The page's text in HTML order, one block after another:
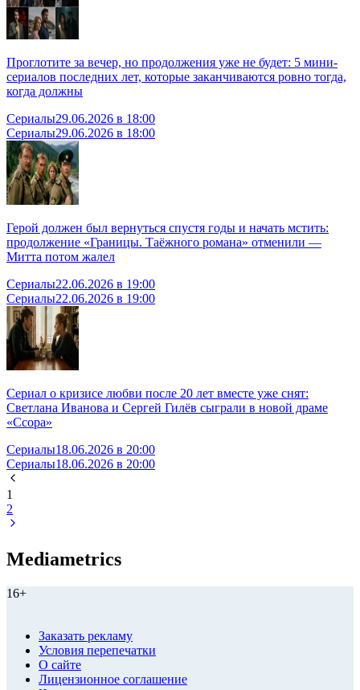
Проглотите за вечер, но продолжения уже не будет: 5 мини-
сериалов последних лет, которые заканчиваются ровно тогда,
когда должны
Сериалы29.06.2026 в 18:00
Сериалы29.06.2026 в 18:00
Герой должен был вернуться спустя годы и начать мстить:
продолжение «Границы. Таёжного романа» отменили —
Митта потом жалел
Сериалы22.06.2026 в 19:00
Сериалы22.06.2026 в 19:00
Сериал о кризисе любви после 20 лет вместе уже снят:
Светлана Иванова и Сергей Гилёв сыграли в новой драме
«Ссора»
Сериалы18.06.2026 в 20:00
Сериалы18.06.2026 в 20:00
1
2
Mediametrics
16+
Заказать рекламу
Условия перепечатки
О сайте
Лицензионное соглашение